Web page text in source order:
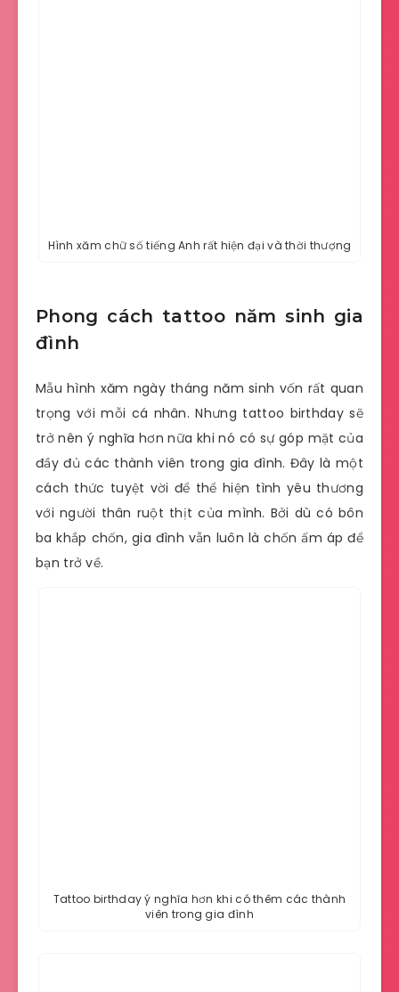
Hình xăm chữ số tiếng Anh rất hiện đại và thời thượng
Phong cách tattoo năm sinh gia
đình
Mẫu hình xăm ngày tháng năm sinh vốn rất quan
trọng với mỗi cá nhân. Nhưng tattoo birthday sẽ
trở nên ý nghĩa hơn nữa khi nó có sự góp mặt của
đầy đủ các thành viên trong gia đình. Đây là một
cách thức tuyệt vời để thể hiện tình yêu thương
với người thân ruột thịt của mình. Bởi dù có bôn
ba khắp chốn, gia đình vẫn luôn là chốn ấm áp để
bạn trở về.
Tattoo birthday ý nghĩa hơn khi có thêm các thành
viên trong gia đình